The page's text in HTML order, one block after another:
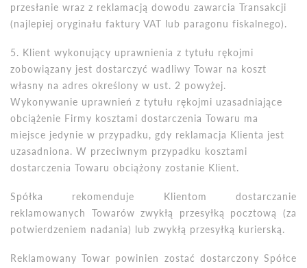
przesłanie wraz z reklamacją dowodu zawarcia Transakcji
(najlepiej oryginału faktury VAT lub paragonu fiskalnego).
5. Klient wykonujący uprawnienia z tytułu rękojmi
zobowiązany jest dostarczyć wadliwy Towar na koszt
własny na adres określony w ust. 2 powyżej.
Wykonywanie uprawnień z tytułu rękojmi uzasadniające
obciążenie Firmy kosztami dostarczenia Towaru ma
miejsce jedynie w przypadku, gdy reklamacja Klienta jest
uzasadniona. W przeciwnym przypadku kosztami
dostarczenia Towaru obciążony zostanie Klient.
Spółka rekomenduje Klientom dostarczanie
reklamowanych Towarów zwykłą przesyłką pocztową (za
potwierdzeniem nadania) lub zwykłą przesyłką kurierską.
Reklamowany Towar powinien zostać dostarczony Spółce